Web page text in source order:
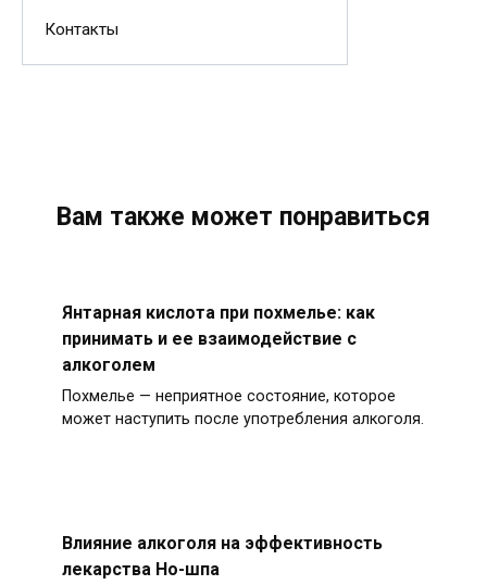
Контакты
Вам также может понравиться
Янтарная кислота при похмелье: как
принимать и ее взаимодействие с
алкоголем
Похмелье — неприятное состояние, которое
может наступить после употребления алкоголя.
Влияние алкоголя на эффективность
лекарства Но-шпа